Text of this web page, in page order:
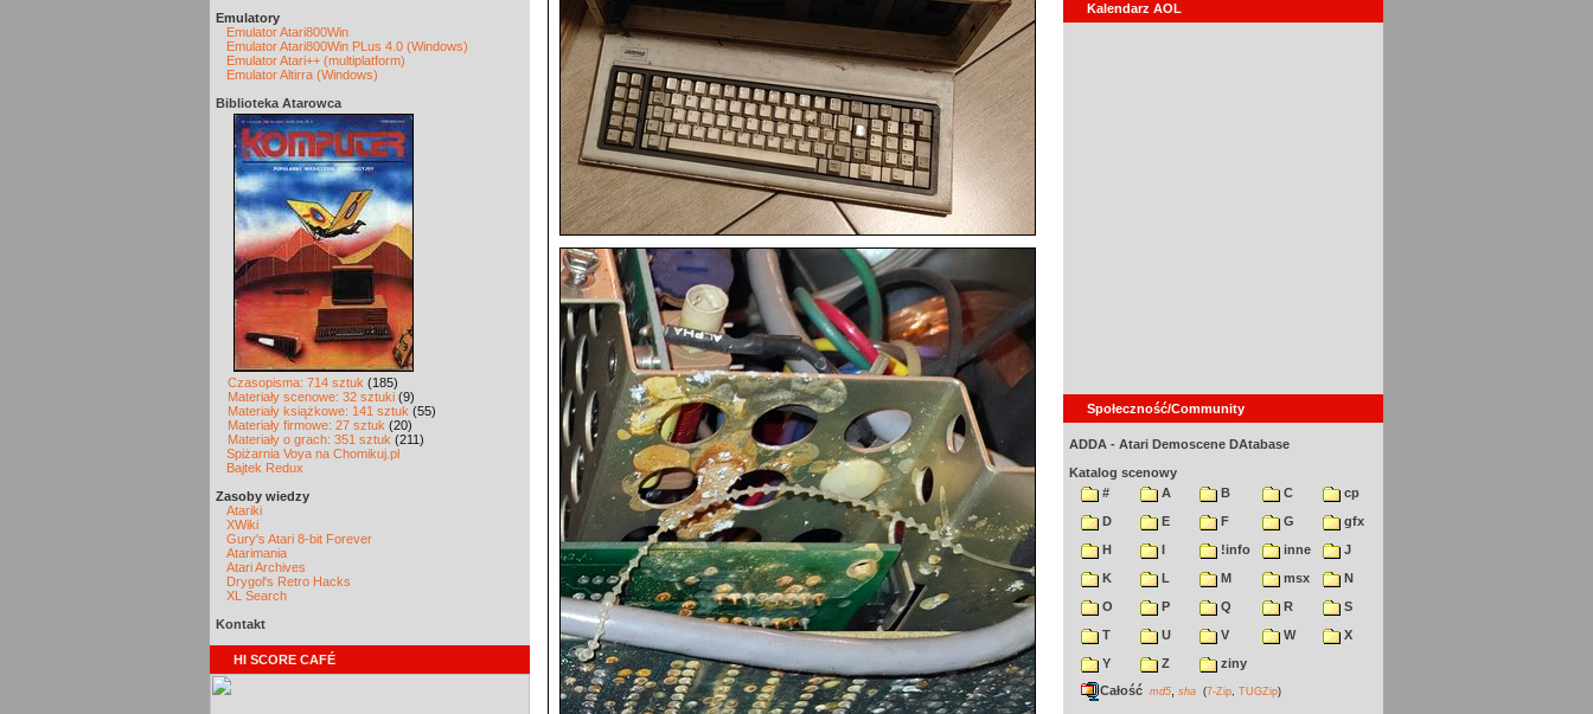
Emulatory
Emulator Atari800Win
Emulator Atari800Win PLus 4.0 (Windows)
Emulator Atari++ (multiplatform)
Emulator Altirra (Windows)
Biblioteka Atarowca
Czasopisma: 714 sztuk (185)
Materiały scenowe: 32 sztuki (9)
Materiały książkowe: 141 sztuk (55)
Materiały firmowe: 27 sztuk (20)
Materiały o grach: 351 sztuk (211)
Spiżarnia Voya na Chomikuj.pl
Bajtek Redux
Zasoby wiedzy
Atariki
XWiki
Gury's Atari 8-bit Forever
Atarimania
Atari Archives
Drygol's Retro Hacks
XL Search
Kontakt
HI SCORE CAFÉ
Kalendarz AOL
Społeczność/Community
ADDA - Atari Demoscene DAtabase
Katalog scenowy
#
A B C
cp
D
E F G
gfx
H
I !info inne
J
K
L M msx
N
O
P Q R
S
T
U V W
X
Y
Z
ziny
Całość md5 sha (7-Zip TUGZip)